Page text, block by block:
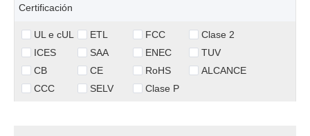
Certificación
UL e cUL ETL FCC
Clase 2
ICES
SAA ENEC
TUV
CB
CE RoHS
ALCANCE
CCC
SELV Clase P